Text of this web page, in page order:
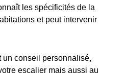
les spécificités de la
et peut intervenir
un conseil personnalisé,
escalier mais aussi au